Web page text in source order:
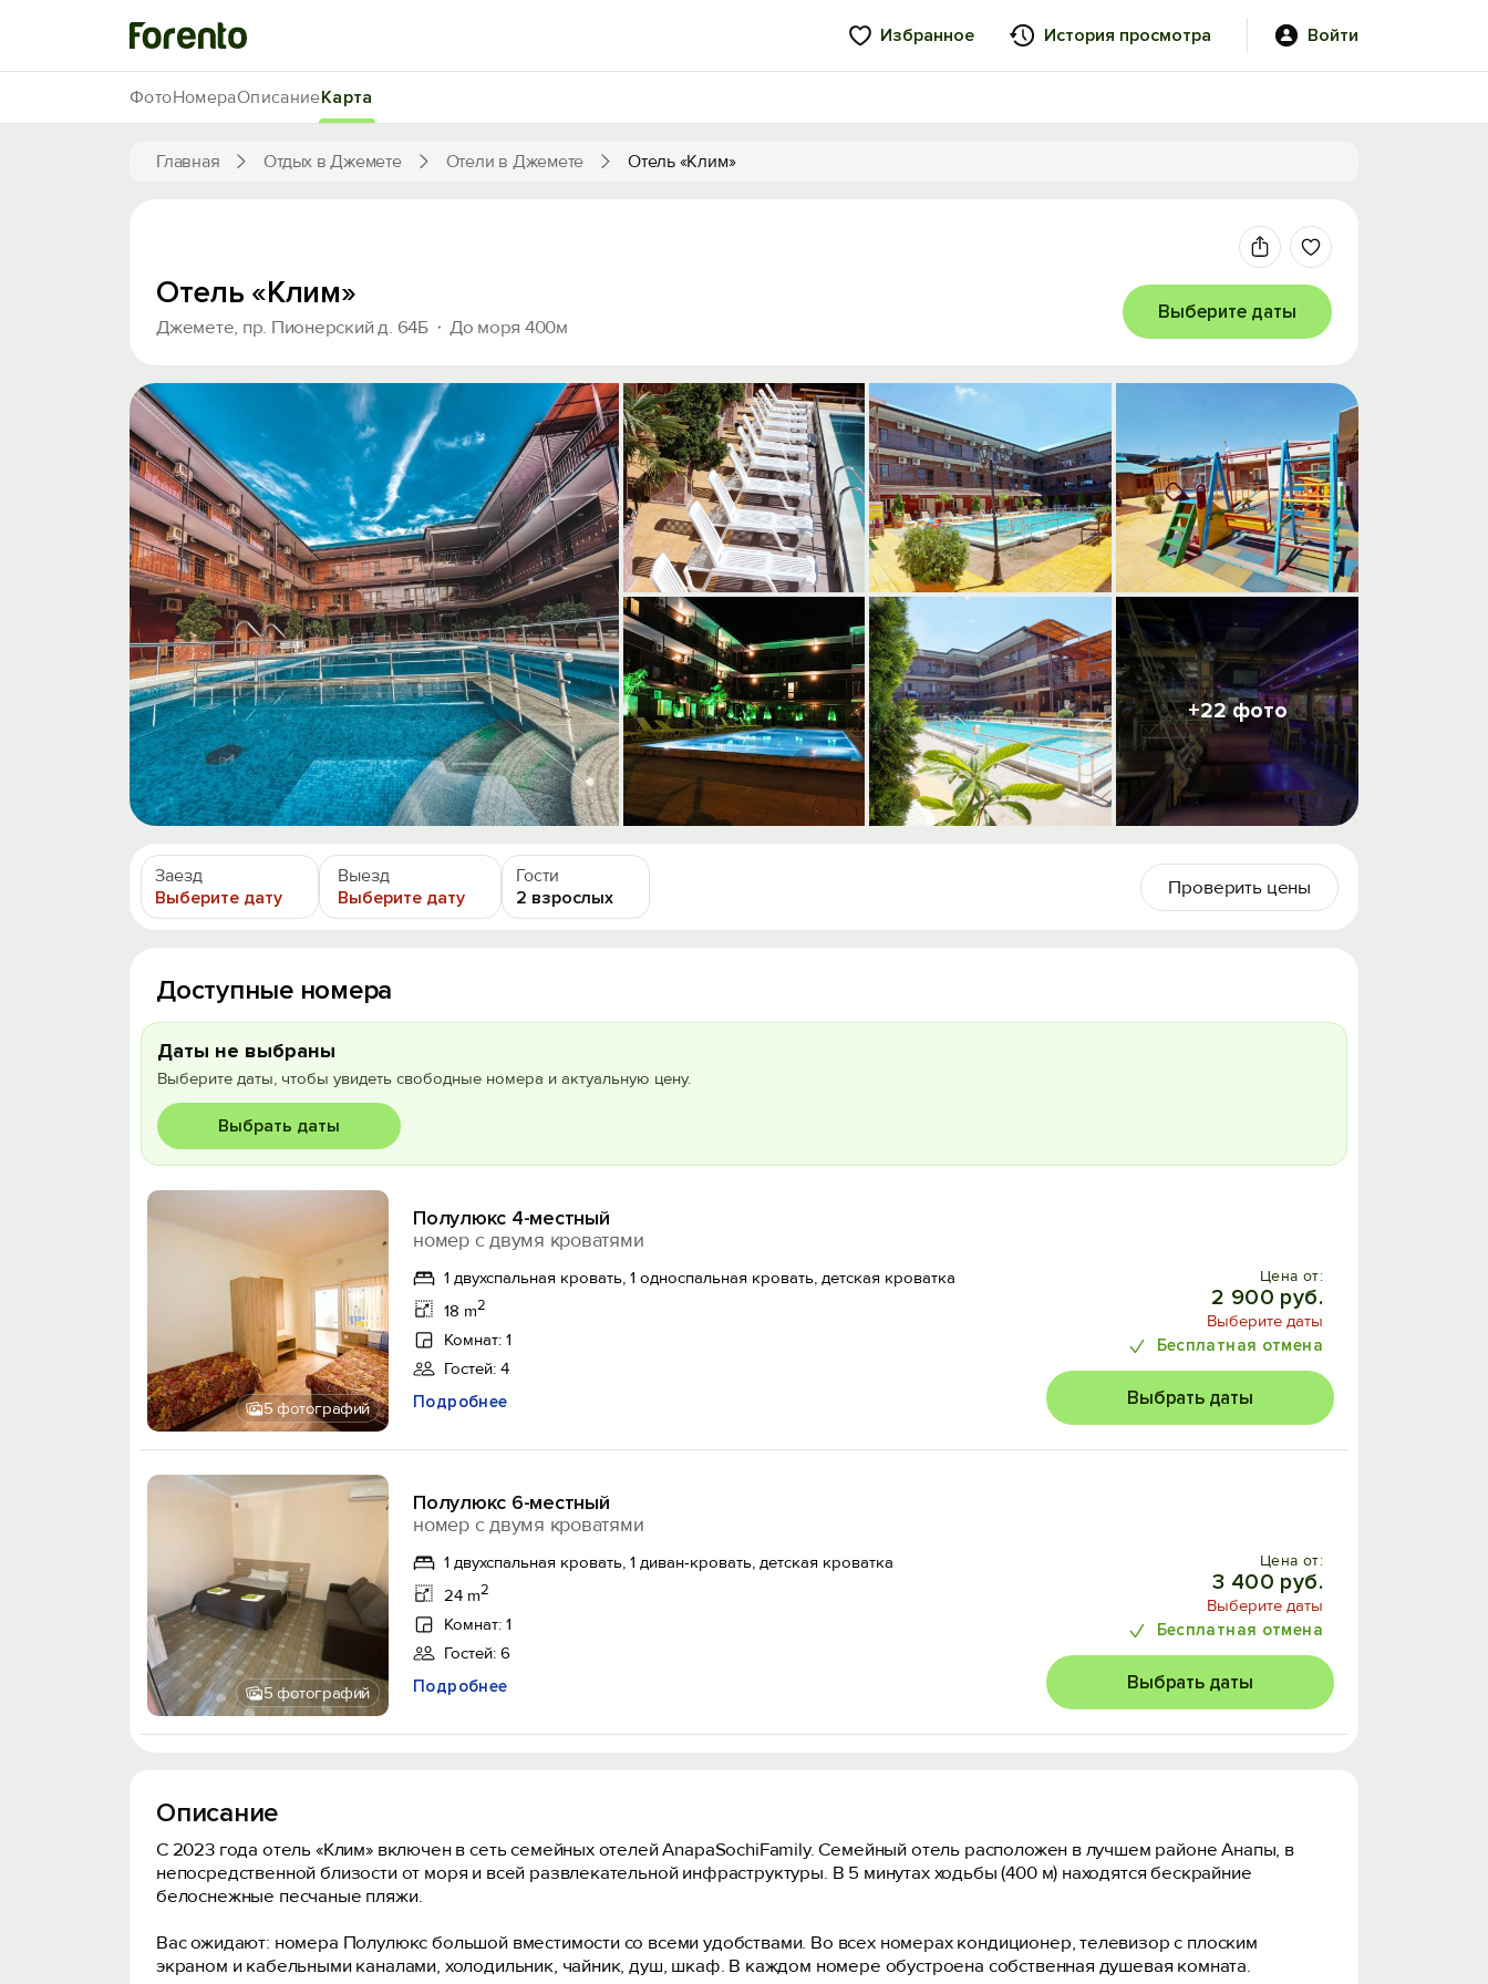
Избранное История просмотра Войти
Главная Отдых в Джемете Отели в Джемете Отель «Клим»
ФотоНомераОписаниеКарта
+22 фото
Отель «Клим»
Джемете, пр. Пионерский д. 64Б До моря 400м
Выберите даты
Заезд
Выберите дату
Выезд
Выберите дату
Гости
2 взрослых
Проверить цены
Доступные номера
Даты не выбраны
Выберите даты, чтобы увидеть свободные номера и актуальную цену.
Выбрать даты
5 фотографий
Полулюкс 4-местный
номер с двумя кроватями
1 двухспальная кровать, 1 односпальная кровать, детская кроватка
18 m2
Комнат: 1
Гостей: 4
Подробнее
Цена от:
2 900 руб.
Выберите даты
Бесплатная отмена
Выбрать даты
5 фотографий
Полулюкс 6-местный
номер с двумя кроватями
1 двухспальная кровать, 1 диван-кровать, детская кроватка
24 m2
Комнат: 1
Гостей: 6
Подробнее
Цена от:
3 400 руб.
Выберите даты
Бесплатная отмена
Выбрать даты
Описание
С 2023 года отель «Клим» включен в сеть семейных отелей AnapaSochiFamily. Семейный отель расположен в лучшем районе Анапы, в
непосредственной близости от моря и всей развлекательной инфраструктуры. В 5 минутах ходьбы (400 м) находятся бескрайние
белоснежные песчаные пляжи.
Вас ожидают: номера Полулюкс большой вместимости со всеми удобствами. Во всех номерах кондиционер, телевизор с плоским
экраном и кабельными каналами, холодильник, чайник, душ, шкаф. В каждом номере обустроена собственная душевая комната.